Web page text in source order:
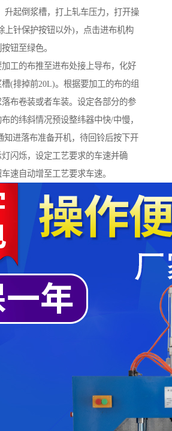
升起倒浆槽，打上轧车压力，打开操
上针保护按钮以外)，点击进布机构
钮至绿色。
工的布推至进布处接上导布，化好
(排掉前20L)。根据要加工的布的组
布卷装或者车装。设定各部分的参
的纬斜情况预设整纬器中快/中慢，
知进落布准备开机，待回铃后按下开
闪烁，设定工艺要求的车速并确
速自动增至工艺要求车速。